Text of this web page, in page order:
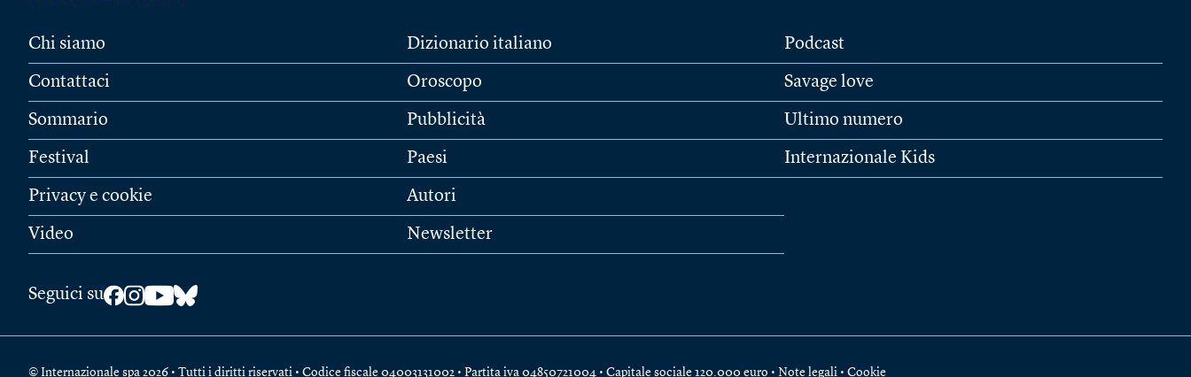
Chi siamo
Contattaci
Sommario
Festival
Privacy e cookie
Video
Dizionario italiano
Oroscopo
Pubblicità
Paesi
Autori
Newsletter
Podcast
Savage love
Ultimo numero
Internazionale Kids
Seguici su
© Internazionale spa 2026 • Tutti i diritti riservati • Codice fiscale 04003131002 • Partita iva 04850721004 • Capitale sociale 120.000 euro • Note legali • Cookie